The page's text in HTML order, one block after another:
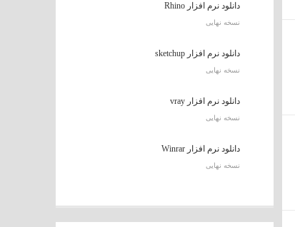
دانلود نرم افزار Rhino
نسخه نهایی
دانلود نرم افزار sketchup
نسخه نهایی
دانلود نرم افزار vray
نسخه نهایی
دانلود نرم افزار Winrar
نسخه نهایی